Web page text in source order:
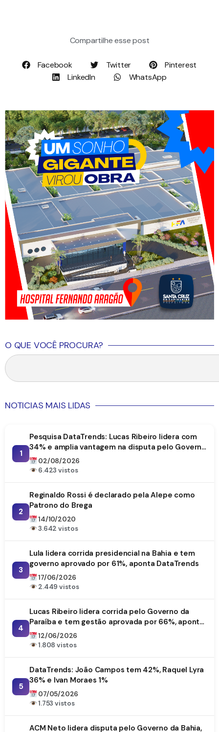
Compartilhe esse post
Facebook Twitter
Pinterest
LinkedIn
WhatsApp
O QUE VOCÊ PROCURA?
NOTICIAS MAIS LIDAS
1
Pesquisa DataTrends: Lucas Ribeiro lidera com
34% e amplia vantagem na disputa pelo Governo
da Paraíba
02/08/2026
6.423 vistos
2
Reginaldo Rossi é declarado pela Alepe como
Patrono do Brega
14/10/2020
3.642 vistos
3
Lula lidera corrida presidencial na Bahia e tem
governo aprovado por 61%, aponta DataTrends
17/06/2026
2.449 vistos
4
Lucas Ribeiro lidera corrida pelo Governo da
Paraíba e tem gestão aprovada por 66%, aponta
DataTrends
12/06/2026
1.808 vistos
5
DataTrends: João Campos tem 42%, Raquel Lyra
36% e Ivan Moraes 1%
07/05/2026
1.753 vistos
ACM Neto lidera disputa pelo Governo da Bahia,